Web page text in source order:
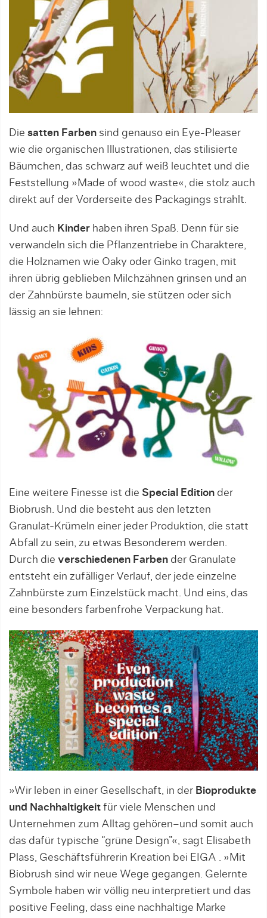
Die satten Farben sind genauso ein Eye-Pleaser
wie die organischen Illustrationen, das stilisierte
Bäumchen, das schwarz auf weiß leuchtet und die
Feststellung »Made of wood waste«, die stolz auch
direkt auf der Vorderseite des Packagings strahlt.
Und auch Kinder haben ihren Spaß. Denn für sie
verwandeln sich die Pflanzentriebe in Charaktere,
die Holznamen wie Oaky oder Ginko tragen, mit
ihren übrig geblieben Milchzähnen grinsen und an
der Zahnbürste baumeln, sie stützen oder sich
lässig an sie lehnen:
Eine weitere Finesse ist die Special Edition der
Biobrush. Und die besteht aus den letzten
Granulat-Krümeln einer jeder Produktion, die statt
Abfall zu sein, zu etwas Besonderem werden.
Durch die verschiedenen Farben der Granulate
entsteht ein zufälliger Verlauf, der jede einzelne
Zahnbürste zum Einzelstück macht. Und eins, das
eine besonders farbenfrohe Verpackung hat.
»Wir leben in einer Gesellschaft, in der Bioprodukte
und Nachhaltigkeit für viele Menschen und
Unternehmen zum Alltag gehören–und somit auch
das dafür typische “grüne Design”«, sagt Elisabeth
Plass, Geschäftsführerin Kreation bei EIGA . »Mit
Biobrush sind wir neue Wege gegangen. Gelernte
Symbole haben wir völlig neu interpretiert und das
positive Feeling, dass eine nachhaltige Marke